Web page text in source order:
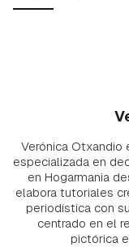
Verónica Otxandio
especializada en
en Hogarmania
elabora tutoriales
periodística con
centrado en el
pictórica